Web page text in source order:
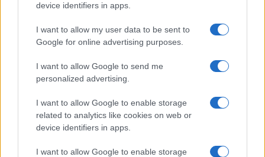
device identifiers in apps.
I want to allow my user data to be sent to
Google for online advertising purposes.
I want to allow Google to send me
personalized advertising.
I want to allow Google to enable storage
related to analytics like cookies on web or
device identifiers in apps.
I want to allow Google to enable storage
Nom
Kinza Babylon Staked BTC
(STINJ)
(FIBO)